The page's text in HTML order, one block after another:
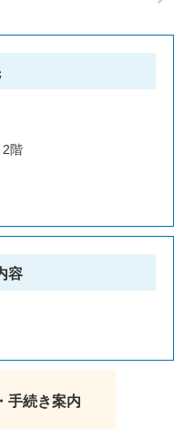
階
容
手続き案内